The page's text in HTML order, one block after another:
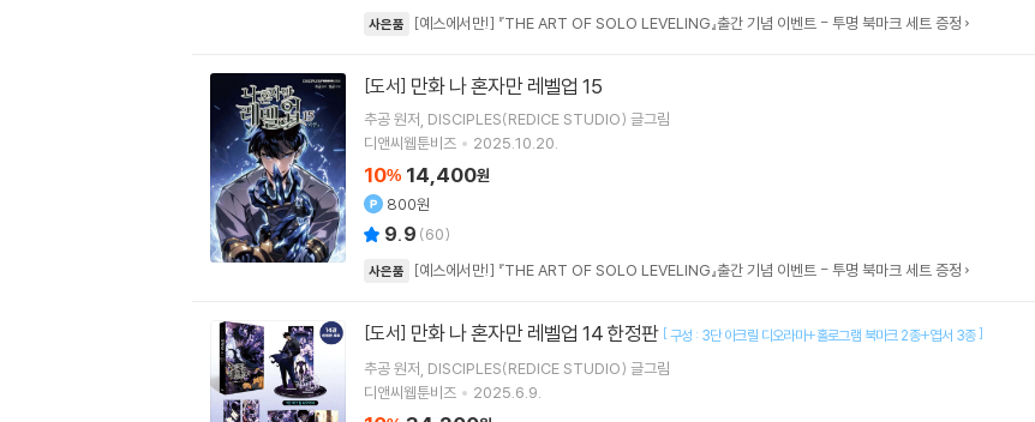
사은품 [예스에서만!] 『THE ART OF SOLO LEVELING』출간 기념 이벤트 - 투명 북마크 세트 증정
[도서] 만화 나 혼자만 레벨업 15
추공원저 DISCIPLES(REDICE STUDIO) 글그림
디앤씨웹툰비즈
2025.10.20.
10% 14,400원
800원
9.9 (60)
사은품 [예스에서만!] 『THE ART OF SOLO LEVELING』출간 기념 이벤트 - 투명 북마크 세트 증정
[도서] 만화 나 혼자만 레벨업 14 한정판 [구성 : 3단 아크릴 디오라마+홀로그램 북마크 2종+엽서 3종]
추공원저 DISCIPLES(REDICE STUDIO) 글그림
디앤씨웹툰비즈
2025.6.9.